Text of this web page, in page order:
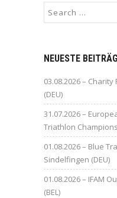
NEUESTE
03.08.2026 –
(DEU)
31.07.2026 –
Triathlon
01.08.2026 – Blue
Sindelfingen (DEU)
01.08.2026 – IFAM
(BEL)